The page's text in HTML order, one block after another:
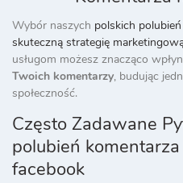
Wybór naszych polskich
skuteczną strategię
usługom możesz znacząco
Twoich komentarzy, budując
społeczność.
Często Zadawane
polubień
facebook